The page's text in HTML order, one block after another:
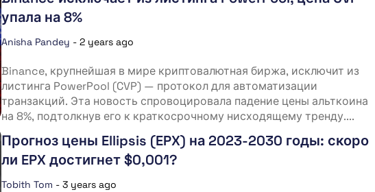
упала на 8%
Anisha Pandey - 2 years ago
Binance, крупнейшая в мире криптовалютная биржа, исключит из
листинга PowerPool (CVP) — протокол для автоматизации
транзакций. Эта новость спровоцировала падение цены альткоина
на 8%, подтолкнув его к краткосрочному нисходящему тренду....
Прогноз цены Ellipsis (EPX) на 2023-2030 годы: скоро
ли EPX достигнет $0,001?
Tobith Tom - 3 years ago